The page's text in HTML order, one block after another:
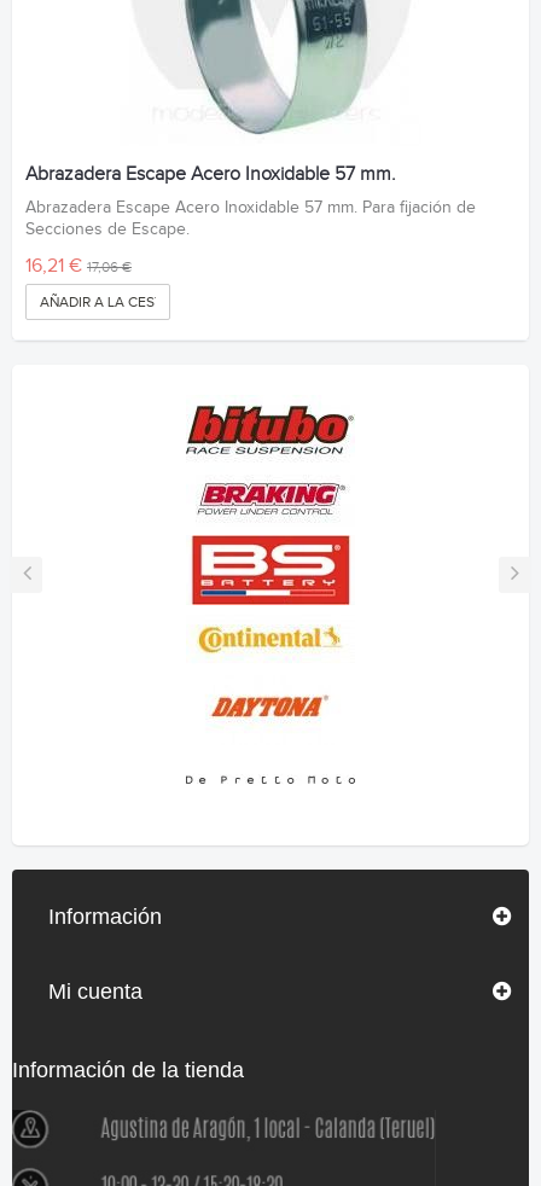
Abrazadera Escape Acero Inoxidable 57 mm.
Abrazadera Escape Acero Inoxidable 57 mm. Para fijación de
Secciones de Escape.
16,21 € 17,06 €
AÑADIR A LA CESTA
Información
Mi cuenta
Información de la tienda